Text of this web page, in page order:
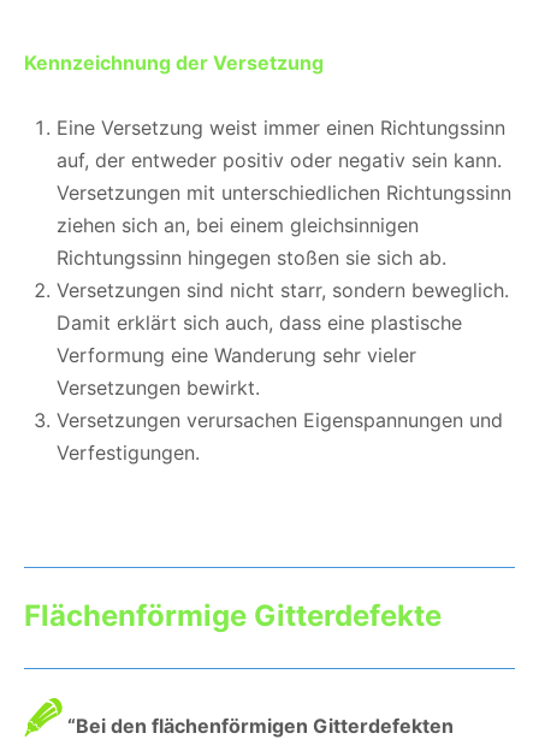
Kennzeichnung der Versetzung
Eine Versetzung weist immer einen Richtungssinn
auf, der entweder positiv oder negativ sein kann.
Versetzungen mit unterschiedlichen Richtungssinn
ziehen sich an, bei einem gleichsinnigen
Richtungssinn hingegen stoßen sie sich ab.
Versetzungen sind nicht starr, sondern beweglich.
Damit erklärt sich auch, dass eine plastische
Verformung eine Wanderung sehr vieler
Versetzungen bewirkt.
Versetzungen verursachen Eigenspannungen und
Verfestigungen.
Flächenförmige Gitterdefekte
“Bei den flächenförmigen Gitterdefekten